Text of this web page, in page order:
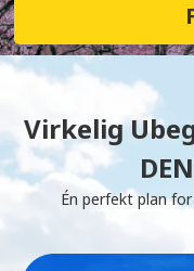
Virkelig
Én perfekt plan